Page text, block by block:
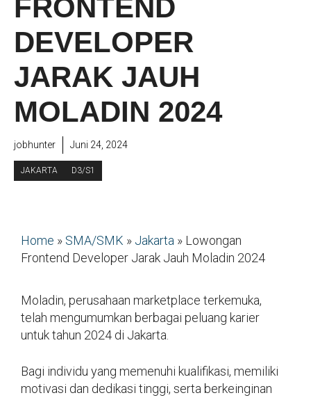
FRONTEND
DEVELOPER
JARAK JAUH
MOLADIN 2024
jobhunter Juni 24, 2024
JAKARTA D3/S1
Home » SMA/SMK » Jakarta » Lowongan
Frontend Developer Jarak Jauh Moladin 2024
Moladin, perusahaan marketplace terkemuka,
telah mengumumkan berbagai peluang karier
untuk tahun 2024 di Jakarta.
Bagi individu yang memenuhi kualifikasi, memiliki
motivasi dan dedikasi tinggi, serta berkeinginan